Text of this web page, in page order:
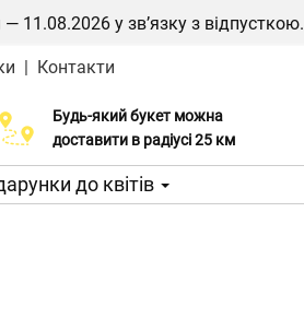
у зв’язку з відпусткою.
| Контакти
Будь-який букет можна
доставити в радіусі 25 км
Послуга Click & Collect
до квітів